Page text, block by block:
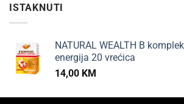
ISTAKNUTI
NATURAL WEALTH B
energija 20 vrećica
14,00 KM